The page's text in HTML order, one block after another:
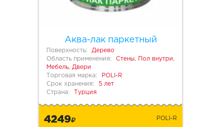
Аква-лак паркетный
Поверхность:
Дерево
Область применения:
Стены, Пол внутри,
Мебель, Двери
Торговая марка:
POLI-R
Срок хранения:
5 лет
Страна:
Турция
4249 POLI-R